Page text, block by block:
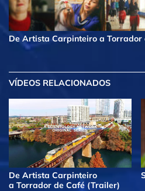
De Artista Carpinteiro a Torrador
VÍDEOS RELACIONADOS
De Artista Carpinteiro
a Torrador de Café (Trailer)